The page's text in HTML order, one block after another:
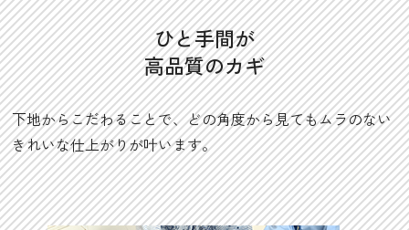
ひと手間が
高品質のカギ
下地からこだわることで、どの角度から見てもムラのない
きれいな仕上がりが叶います。